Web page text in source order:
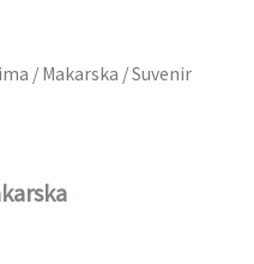
/ Makarska / Suvenir